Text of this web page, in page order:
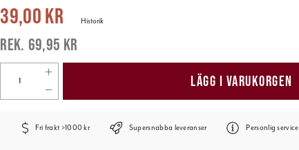
Nuvarande pris:
39,00 kr
69,95 kr
Historik
LÄGG I VARUKORGEN
Fri frakt >1000 kr Supersnabba leveranser Personlig service